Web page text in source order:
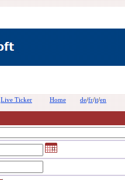
Live Ticker Home de/fr/it/en